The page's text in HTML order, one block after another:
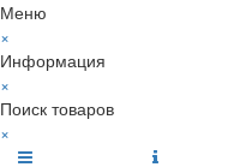
Меню
×
Информация
×
Поиск товаров
×